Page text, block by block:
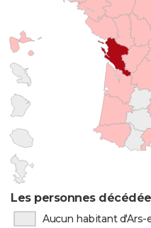
Les personnes
Aucun habitant